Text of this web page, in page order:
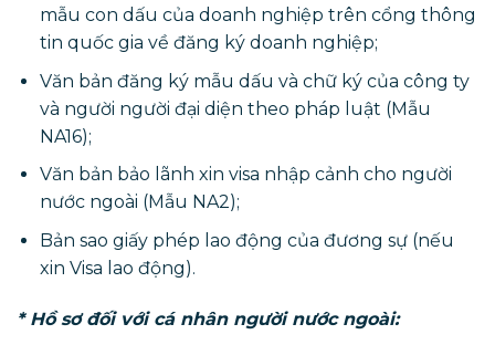
mẫu con dấu của doanh nghiệp trên cổng thông
tin quốc gia về đăng ký doanh nghiệp;
Văn bản đăng ký mẫu dấu và chữ ký của công ty
và người người đại diện theo pháp luật (Mẫu
NA16);
Văn bản bảo lãnh xin visa nhập cảnh cho người
nước ngoài (Mẫu NA2);
Bản sao giấy phép lao động của đương sự (nếu
xin Visa lao động).
* Hồ sơ đối với cá nhân người nước ngoài: